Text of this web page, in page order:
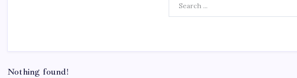
Nothing found!